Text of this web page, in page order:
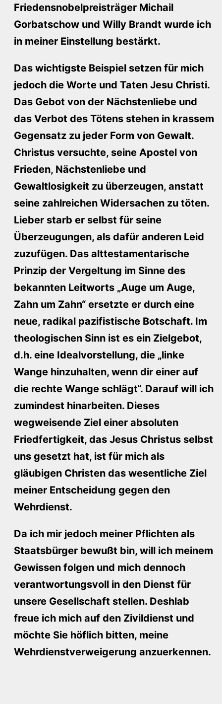
Friedensnobelpreisträger Michail
Gorbatschow und Willy Brandt wurde ich
in meiner Einstellung bestärkt.
Das wichtigste Beispiel setzen für mich
jedoch die Worte und Taten Jesu Christi.
Das Gebot von der Nächstenliebe und
das Verbot des Tötens stehen in krassem
Gegensatz zu jeder Form von Gewalt.
Christus versuchte, seine Apostel von
Frieden, Nächstenliebe und
Gewaltlosigkeit zu überzeugen, anstatt
seine zahlreichen Widersachen zu töten.
Lieber starb er selbst für seine
Überzeugungen, als dafür anderen Leid
zuzufügen. Das alttestamentarische
Prinzip der Vergeltung im Sinne des
bekannten Leitworts „Auge um Auge,
Zahn um Zahn“ ersetzte er durch eine
neue, radikal pazifistische Botschaft. Im
theologischen Sinn ist es ein Zielgebot,
d.h. eine Idealvorstellung, die „linke
Wange hinzuhalten, wenn dir einer auf
die rechte Wange schlägt“. Darauf will ich
zumindest hinarbeiten. Dieses
wegweisende Ziel einer absoluten
Friedfertigkeit, das Jesus Christus selbst
uns gesetzt hat, ist für mich als
gläubigen Christen das wesentliche Ziel
meiner Entscheidung gegen den
Wehrdienst.
Da ich mir jedoch meiner Pflichten als
Staatsbürger bewußt bin, will ich meinem
Gewissen folgen und mich dennoch
verantwortungsvoll in den Dienst für
unsere Gesellschaft stellen. Deshlab
freue ich mich auf den Zivildienst und
möchte Sie höflich bitten, meine
Wehrdienstverweigerung anzuerkennen.